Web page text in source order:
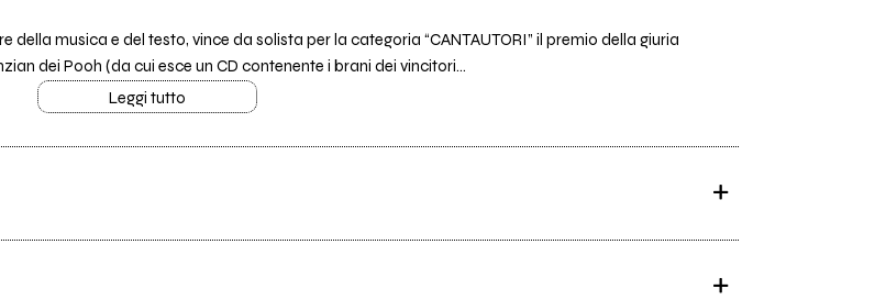
della musica e del testo, vince da solista per la categoria “CANTAUTORI” il premio della giuria
dei Pooh (da cui esce un CD contenente i brani dei vincitori...
Leggi tutto